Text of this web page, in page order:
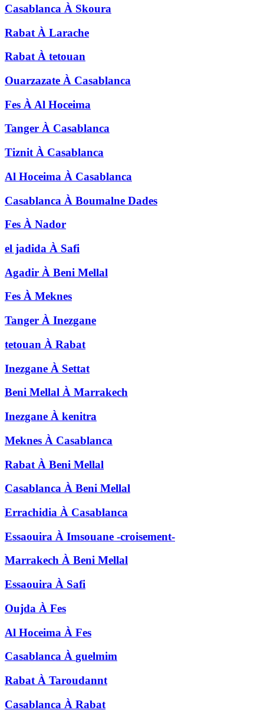
Casablanca À Skoura
Rabat À Larache
Rabat À tetouan
Ouarzazate À Casablanca
Fes À Al Hoceima
Tanger À Casablanca
Tiznit À Casablanca
Al Hoceima À Casablanca
Casablanca À Boumalne Dades
Fes À Nador
el jadida À Safi
Agadir À Beni Mellal
Fes À Meknes
Tanger À Inezgane
tetouan À Rabat
Inezgane À Settat
Beni Mellal À Marrakech
Inezgane À kenitra
Meknes À Casablanca
Rabat À Beni Mellal
Casablanca À Beni Mellal
Errachidia À Casablanca
Essaouira À Imsouane -croisement-
Marrakech À Beni Mellal
Essaouira À Safi
Oujda À Fes
Al Hoceima À Fes
Casablanca À guelmim
Rabat À Taroudannt
Casablanca À Rabat